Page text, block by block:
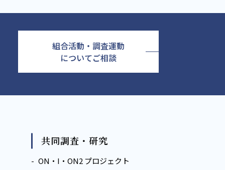
組合活動・調査運動
についてご相談
共同調査・研究
ON・I・ON2 プロジェクト